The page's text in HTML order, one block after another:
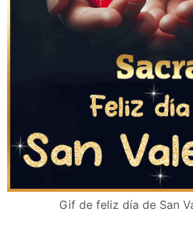
Gif de feliz día de San